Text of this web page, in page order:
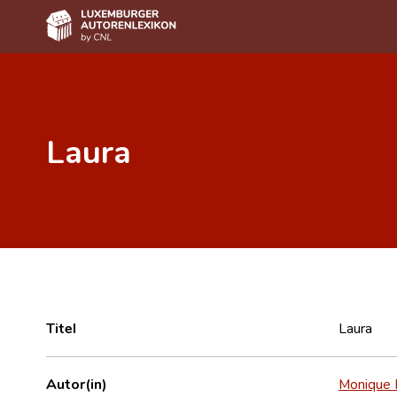
Erweiterte Suche
Laura
Titel Laura
Autor(in) Monique